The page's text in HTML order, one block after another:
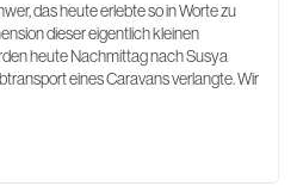
das heute erlebte so in Worte zu
dieser eigentlich kleinen
heute Nachmittag nach Susya
eines Caravans verlangte. Wir